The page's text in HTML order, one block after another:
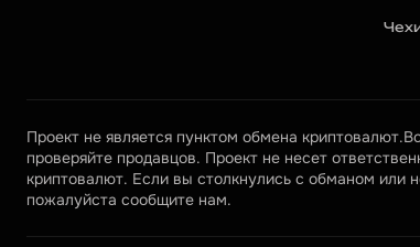
Проект не является пунктом обмена
проверяйте продавцов. Проект не несет
криптовалют. Если вы столкнулись с обманом или
пожалуйста сообщите нам.